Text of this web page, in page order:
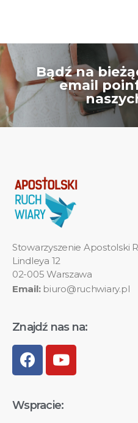
Bądź na
email
Stowarzyszenie Apostolski
Lindleya 12
02-005 Warszawa
Email:biuro@ruchwiary.pl
Znajdź nas na:
Wspracie: